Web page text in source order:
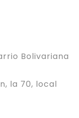
Bolivariana
la 70, local